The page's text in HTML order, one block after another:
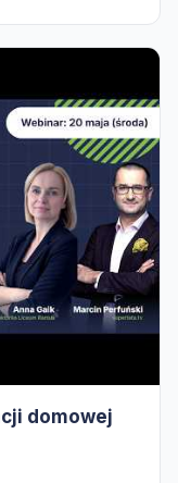
domowej